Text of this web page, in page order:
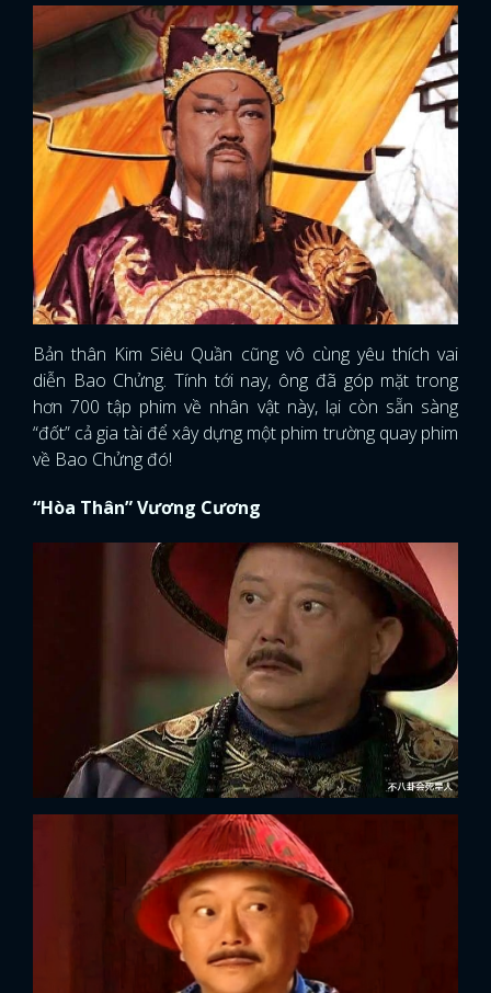
Bản thân Kim Siêu Quần cũng vô cùng yêu thích vai
diễn Bao Chửng. Tính tới nay, ông đã góp mặt trong
hơn 700 tập phim về nhân vật này, lại còn sẵn sàng
“đốt” cả gia tài để xây dựng một phim trường quay phim
về Bao Chửng đó!
“Hòa Thân” Vương Cương